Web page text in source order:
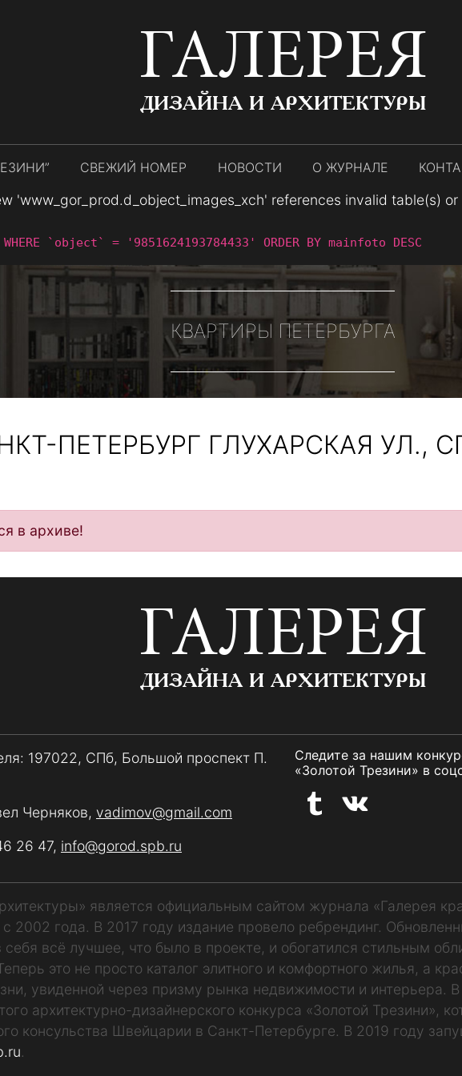
ГАЛЕРЕЯ
ДИЗАЙНА И АРХИТЕКТУРЫ
СВЕЖИЙ НОМЕР НОВОСТИ О ЖУРНАЛЕ
'www_gor_prod.d_object_images_xch' references invalid table(s)
`object` = '9851624193784433' ORDER BY mainfoto DESC
КВАРТИРЫ ПЕТЕРБУРГА
ПЕТЕРБУРГ ГЛУХАРСКАЯ УЛ.,
в архиве!
ГАЛЕРЕЯ
ДИЗАЙНА И АРХИТЕКТУРЫ
197022, СПб, Большой проспект П.
Черняков, vadimov@gmail.com
26 47, info@gorod.spb.ru
Следите за нашим
«Золотой Трезини» в
является официальным сайтом журнала «Галерея
2002 года. В 2017 году издание провело ребрендинг.
всё лучшее, что было в проекте, и обогатился стильным
это не просто каталог элитного и комфортного жилья, а
увиденной через призму рынка недвижимости и интерьера.
архитектурно-дизайнерского конкурса «Золотой Трезини»,
консульства Швейцарии в Санкт-Петербурге. В 2019 году
.